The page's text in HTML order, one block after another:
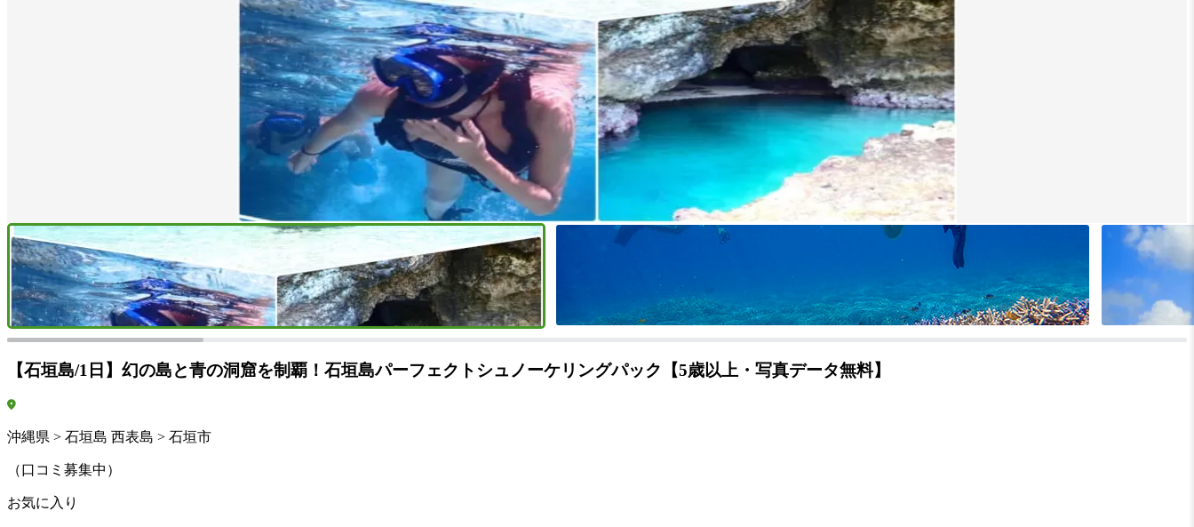
【石垣島/1日】幻の島と青の洞窟を制覇！石垣島パーフェクトシュノーケリングパック【5歳以上・写真データ無料】
沖縄県 > 石垣島 西表島 > 石垣市
（口コミ募集中）
お気に入り